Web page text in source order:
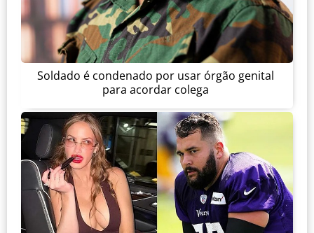
Soldado é condenado por usar órgão genital
para acordar colega